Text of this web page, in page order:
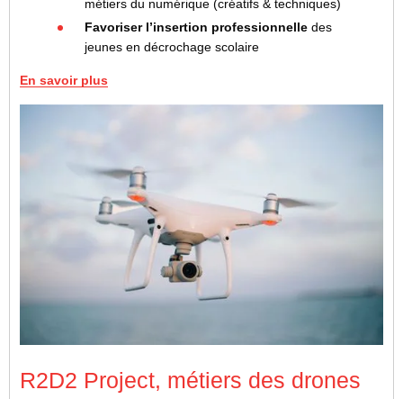
métiers du numérique (créatifs & techniques)
Favoriser l’insertion professionnelle des
jeunes en décrochage scolaire
En savoir plus
R2D2 Project, métiers des drones